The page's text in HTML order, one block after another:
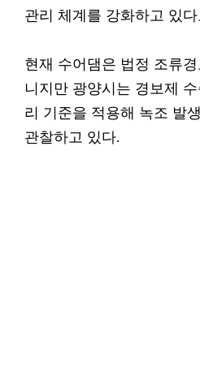
관리 체계를 강화하고 있
현재 수어댐은 법정 조류
니지만 광양시는 경보제
리 기준을 적용해 녹조 발
관찰하고 있다.